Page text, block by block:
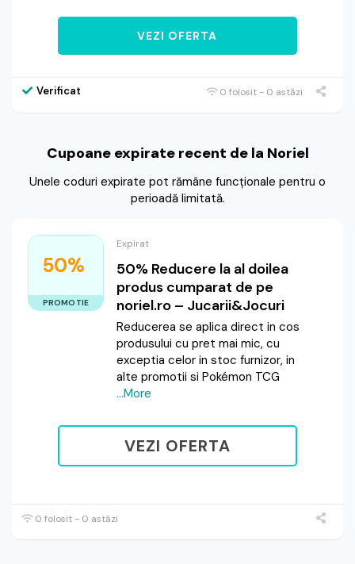
VEZI OFERTA
Verificat 0 folosit - 0 astăzi
Cupoane expirate recent de la Noriel
Unele coduri expirate pot rămâne funcționale pentru o
perioadă limitată.
50%
PROMOTIE
Expirat
50% Reducere la al doilea
produs cumparat de pe
noriel.ro – Jucarii&Jocuri
Reducerea se aplica direct in cos
produsului cu pret mai mic, cu
exceptia celor in stoc furnizor, in
alte promotii si Pokémon TCG
...More
VEZI OFERTA
0 folosit - 0 astăzi